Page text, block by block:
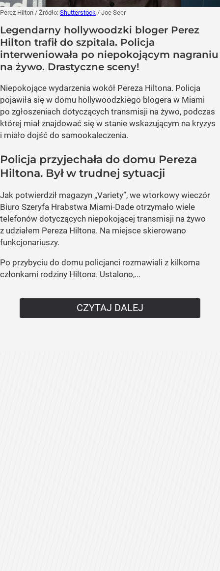
Perez Hilton / Źródło: Shutterstock / Joe Seer
Legendarny hollywoodzki bloger Perez
Hilton trafił do szpitala. Policja
interweniowała po niepokojącym nagraniu
na żywo. Drastyczne sceny!
Niepokojące wydarzenia wokół Pereza Hiltona. Policja
pojawiła się w domu hollywoodzkiego blogera w Miami
po zgłoszeniach dotyczących transmisji na żywo, podczas
której miał znajdować się w stanie wskazującym na kryzys
i miało dojść do samookaleczenia.
Policja przyjechała do domu Pereza
Hiltona. Był w trudnej sytuacji
Jak potwierdził magazyn „Variety”, we wtorkowy wieczór
Biuro Szeryfa Hrabstwa Miami-Dade otrzymało wiele
telefonów dotyczących niepokojącej transmisji na żywo
z udziałem Pereza Hiltona. Na miejsce skierowano
funkcjonariuszy.
Po przybyciu do domu policjanci rozmawiali z kilkoma
członkami rodziny Hiltona. Ustalono,...
CZYTAJ DALEJ